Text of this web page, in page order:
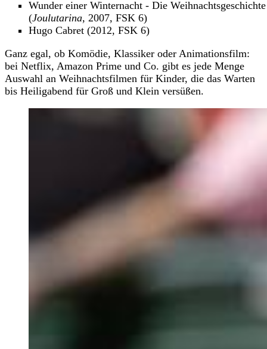
Wunder einer Winternacht - Die Weihnachtsgeschichte
(Joulutarina, 2007, FSK 6)
Hugo Cabret (2012, FSK 6)
Ganz egal, ob Komödie, Klassiker oder Animationsfilm:
bei Netflix, Amazon Prime und Co. gibt es jede Menge
Auswahl an Weihnachtsfilmen für Kinder, die das Warten
bis Heiligabend für Groß und Klein versüßen.